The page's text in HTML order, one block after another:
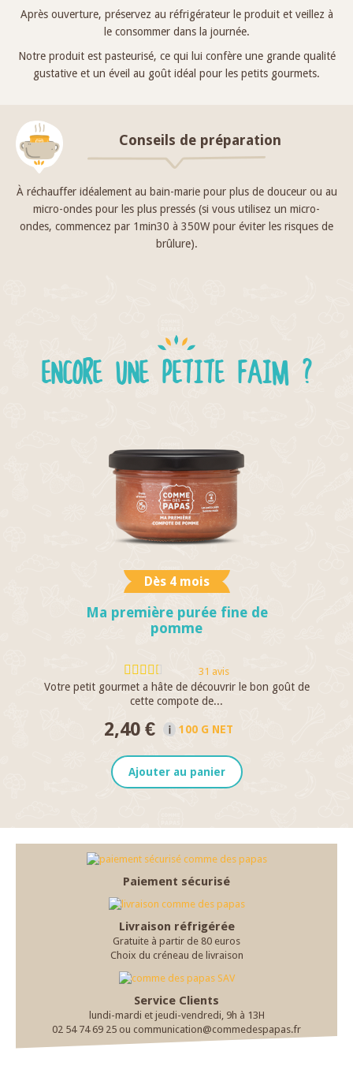
Après ouverture, préservez au réfrigérateur le produit et veillez à
le consommer dans la journée.
Notre produit est pasteurisé, ce qui lui confère une grande qualité
gustative et un éveil au goût idéal pour les petits gourmets.
Conseils de préparation
À réchauffer idéalement au bain-marie pour plus de douceur ou au
micro-ondes pour les plus pressés (si vous utilisez un micro-
ondes, commencez par 1min30 à 350W pour éviter les risques de
brûlure).
ENCORE UNE PETITE FAIM ?
Dès 4 mois
Ma première purée fine de
pomme
31 avis
Votre petit gourmet a hâte de découvrir le bon goût de
cette compote de...
2,40 € 100 G NET
Ajouter au panier
Paiement sécurisé
Livraison réfrigérée
Gratuite à partir de 80 euros
Choix du créneau de livraison
Service Clients
lundi-mardi et jeudi-vendredi, 9h à 13H
02 54 74 69 25 ou communication@commedespapas.fr